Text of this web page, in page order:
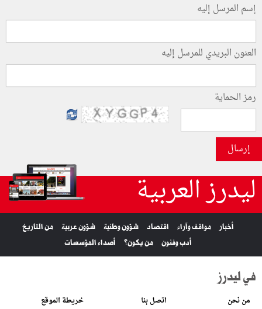
إسم المرسل إليه
العنون البريدي للمرسل إليه
رمز الحماية
إرسال
ليدرز العربية
أخبار مواقف وآراء اقتصاد شؤون وطنية شؤون عربية
من التاريخ
أدب وفنون
من يكون؟ أصداء المؤسسات
في ليدرز
من نحن اتصل بنا خريطة الموقع